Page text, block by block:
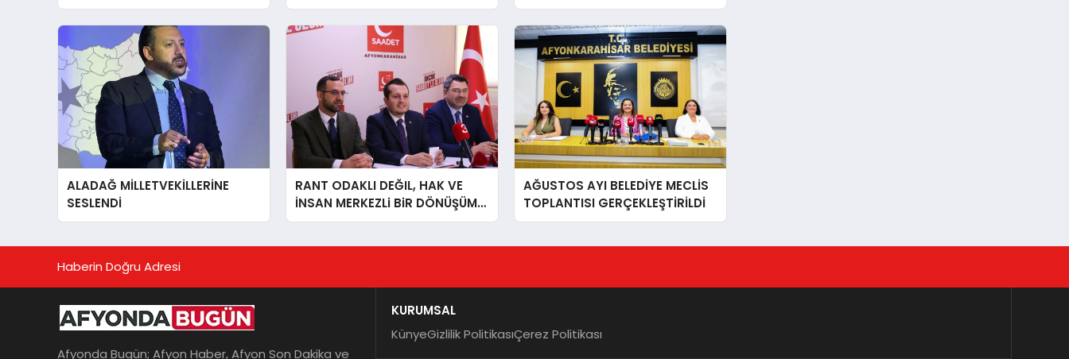
ALADAĞ MİLLETVEKİLLERİNE
SESLENDİ
RANT ODAKLI DEĞIL, HAK VE
İNSAN MERKEZLi BiR DÖNÜŞÜM
İÇiN AFYONKARAHiSAR’IN
AĞUSTOS AYI BELEDİYE MECLİS
TOPLANTISI GERÇEKLEŞTİRİLDİ
Haberin Doğru Adresi
Afyonda Bugün; Afyon Haber, Afyon Son Dakika ve
KURUMSAL
KünyeGizlilik PolitikasıÇerez Politikası